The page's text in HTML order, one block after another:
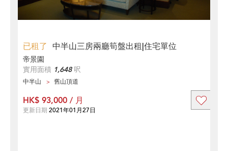
已租了 中半山三房兩廳筍盤出租|住宅單位
帝景園
實用面積 1,648呎
中半山 舊山頂道
HK$ 93,000 / 月
更新日期 2021年01月27日